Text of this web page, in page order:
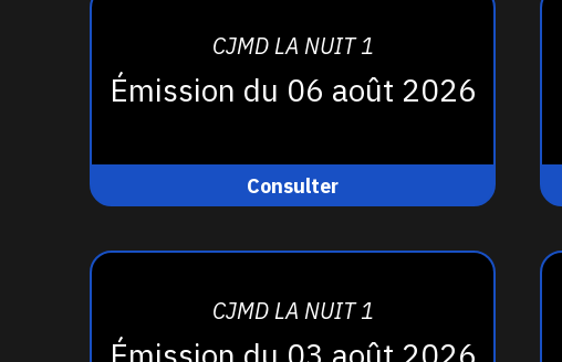
CJMD LA NUIT 1
Émission du 06 août 2026
Consulter
CJMD LA NUIT 1